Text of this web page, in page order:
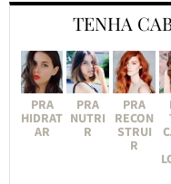
TENHA
PRA
HIDRAT
AR
PRA
NUTRI
R
PRA
RECON
STRUI
R